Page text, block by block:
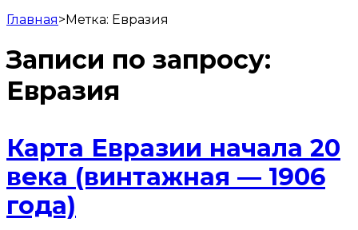
Главная>Метка: Евразия
Записи по запросу:
Евразия
Карта Евразии начала 20
века (винтажная — 1906
года)